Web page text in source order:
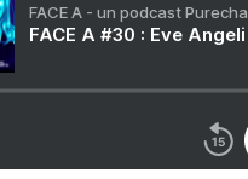
FACE A - un podcast
FACE A #30 : Eve